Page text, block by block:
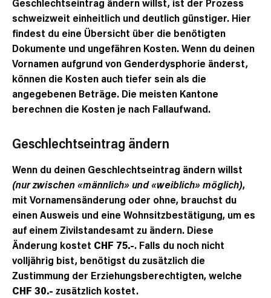
schweizweit einheitlich und deutlich günstiger. Hier
findest du eine Übersicht über die benötigten
Dokumente und ungefähren Kosten. Wenn du deinen
Vornamen aufgrund von Genderdysphorie änderst,
können die Kosten auch tiefer sein als die
angegebenen Beträge. Die meisten Kantone
berechnen die Kosten je nach Fallaufwand.
Geschlechtseintrag ändern
Wenn du deinen Geschlechtseintrag ändern willst
(nur zwischen «männlich» und «weiblich» möglich),
mit Vornamensänderung oder ohne, brauchst du
einen Ausweis und eine Wohnsitzbestätigung, um es
auf einem Zivilstandesamt zu ändern. Diese
Änderung kostet CHF 75.-. Falls du noch nicht
volljährig bist, benötigst du zusätzlich die
Zustimmung der Erziehungsberechtigten, welche
CHF 30.- zusätzlich kostet.